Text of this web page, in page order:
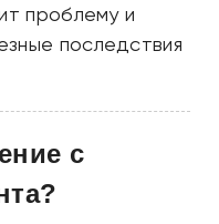
проблему и
последствия
с